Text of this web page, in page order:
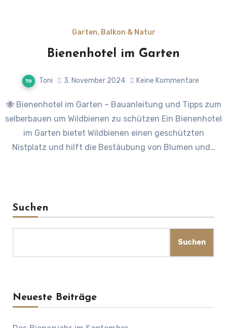
Garten, Balkon & Natur
Bienenhotel im Garten
Toni 3. November 2024 Keine Kommentare
🐝 Bienenhotel im Garten – Bauanleitung und Tipps zum
selberbauen um Wildbienen zu schützen Ein Bienenhotel
im Garten bietet Wildbienen einen geschützten
Nistplatz und hilft die Bestäubung von Blumen und…
Suchen
Suchen
Neueste Beiträge